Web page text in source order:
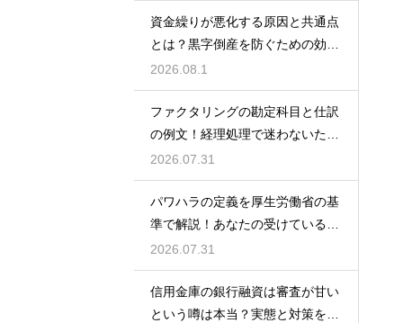
資金繰りが悪化する原因と共通点
とは？黒字倒産を防ぐための効果
的な対策
2026.08.1
ファクタリングの勘定科目と仕訳
の例文！経理処理で迷わないため
の知識
2026.07.31
パワハラの定義を厚生労働省の基
準で解説！あなたの受けている行
為は該当する？
2026.07.31
信用金庫の銀行融資は審査が甘い
という噂は本当？実態と対策を徹